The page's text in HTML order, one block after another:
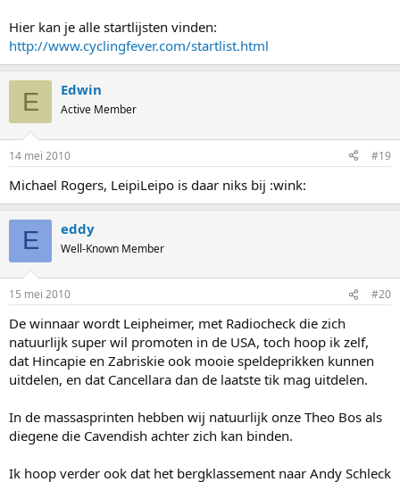
Hier kan je alle startlijsten vinden:
http://www.cyclingfever.com/startlist.html
E Edwin
Active Member
14 mei 2010 #19
Michael Rogers, LeipiLeipo is daar niks bij :wink:
E eddy
Well-Known Member
15 mei 2010 #20
De winnaar wordt Leipheimer, met Radiocheck die zich
natuurlijk super wil promoten in de USA, toch hoop ik zelf,
dat Hincapie en Zabriskie ook mooie speldeprikken kunnen
uitdelen, en dat Cancellara dan de laatste tik mag uitdelen.
In de massasprinten hebben wij natuurlijk onze Theo Bos als
diegene die Cavendish achter zich kan binden.
Ik hoop verder ook dat het bergklassement naar Andy Schleck